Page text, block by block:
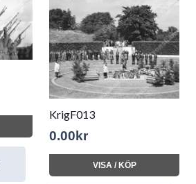
KrigF013
0.00 kr
VISA / KÖP